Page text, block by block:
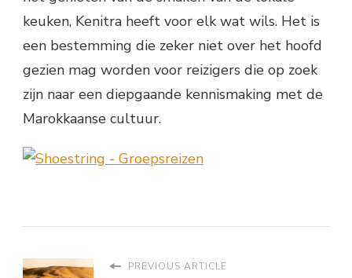
keuken, Kenitra heeft voor elk wat wils. Het is
een bestemming die zeker niet over het hoofd
gezien mag worden voor reizigers die op zoek
zijn naar een diepgaande kennismaking met de
Marokkaanse cultuur.
PREVIOUS ARTICLE